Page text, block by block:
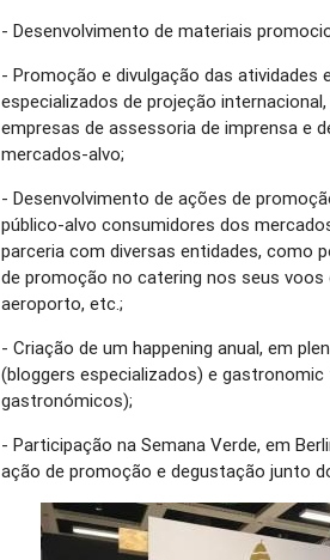
- Desenvolvimento de materiais
- Promoção e divulgação das atividades
especializados de projeção
empresas de assessoria de imprensa e
mercados-alvo;
- Desenvolvimento de ações de
público-alvo consumidores dos
parceria com diversas entidades, como
de promoção no catering nos seus
aeroporto, etc.;
- Criação de um happening anual, em
(bloggers especializados) e
gastronómicos);
- Participação na Semana Verde, em
ação de promoção e degustação junto